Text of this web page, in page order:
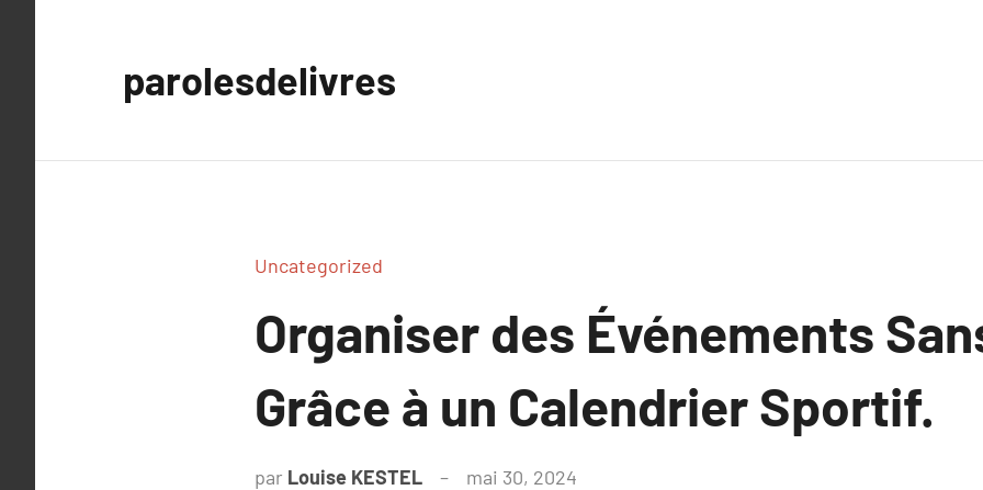
parolesdelivres
Uncategorized
Organiser des Événements
Grâce à un Calendrier Sportif.
par Louise KESTEL mai 30, 2024